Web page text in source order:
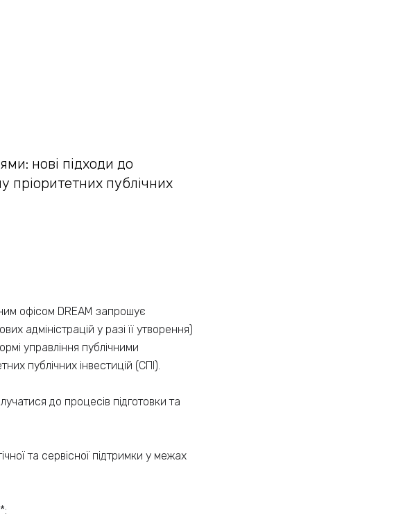
нові підходи до
пріоритетних публічних
офісом DREAM запрошує
адміністрацій у разі її утворення)
управління публічними
публічних інвестицій (СПІ).
до процесів підготовки та
та сервісної підтримки у межах